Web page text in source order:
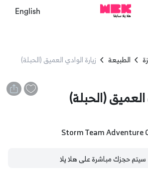
English
الطبيعة زيارة الوادي العميق (الحبلة)
العميق (الحبلة)
Storm Team Adventure
سيتم حجزك مباشرة على هلا يلا